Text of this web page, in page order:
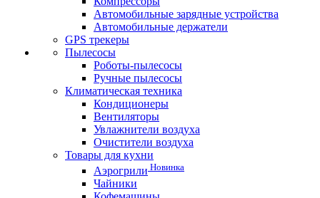
Автомобильные зарядные устройства
Автомобильные держатели
GPS трекеры
Пылесосы
Роботы-пылесосы
Ручные пылесосы
Климатическая техника
Кондиционеры
Вентиляторы
Увлажнители воздуха
Очистители воздуха
Товары для кухни
Аэрогрили Новинка
Чайники